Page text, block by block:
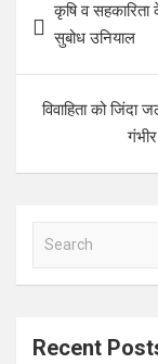
o
k
navigation
कृषि व
सुबोध उनियाल
विवाहिता को जिंदा
a
c
Recent